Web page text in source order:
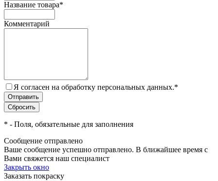
Название товара*
Комментарий
Я согласен на обработку персональных данных.*
* - Поля, обязательные для заполнения
Сообщение отправлено
Ваше сообщение успешно отправлено. В ближайшее время с
Вами свяжется наш специалист
Закрыть окно
Заказать покраску